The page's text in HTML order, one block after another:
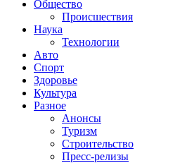
Общество
Происшествия
Наука
Технологии
Авто
Спорт
Здоровье
Культура
Разное
Анонсы
Туризм
Строительство
Пресс-релизы